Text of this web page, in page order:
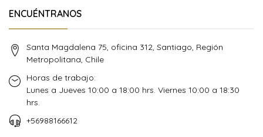
ENCUÉNTRANOS
Santa Magdalena 75, oficina 312, Santiago, Región
Metropolitana, Chile
Horas de trabajo:
Lunes a Jueves 10:00 a 18:00 hrs. Viernes 10:00 a 18:30
hrs.
+56988166612